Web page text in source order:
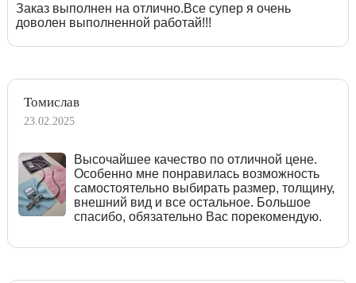
Заказ выполнен на отлично.Все супер я очень
доволен выполненной работай!!!
Томислав
23.02.2025
Высочайшее качество по отличной цене.
Особенно мне понравилась возможность
самостоятельно выбирать размер, толщину,
внешний вид и все остальное. Большое
спасибо, обязательно Вас порекомендую.